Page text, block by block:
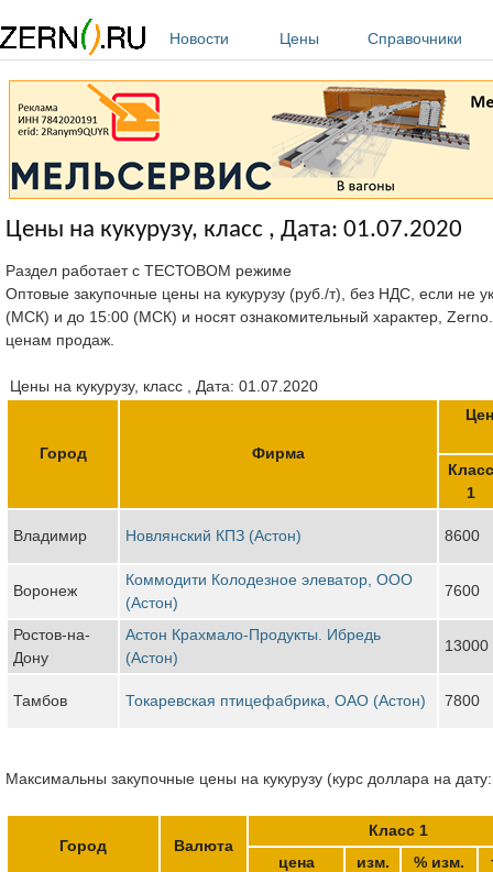
Новости
Цены Справочники
Цены на кукурузу, класс , Дата: 01.07.2020
Раздел работает с ТЕСТОВОМ режиме
Оптовые закупочные цены на кукурузу (руб./т), без НДС, если не
(МСК) и до 15:00 (МСК) и носят ознакомительный характер,
ценам продаж.
Цены на кукурузу, класс , Дата: 01.07.2020
Город Фирма
Класс
1
Владимир Новлянский КПЗ (Астон) 8600
Воронеж
Коммодити Колодезное элеватор, ООО
(Астон)
7600
Ростов-на-
Дону
Астон Крахмало-Продукты. Ибредь
(Астон)
13000
Тамбов Токаревская птицефабрика, ОАО (Астон) 7800
Максимальны закупочные цены на кукурузу (курс доллара на
Город Валюта
Класс 1
цена
изм. % изм.